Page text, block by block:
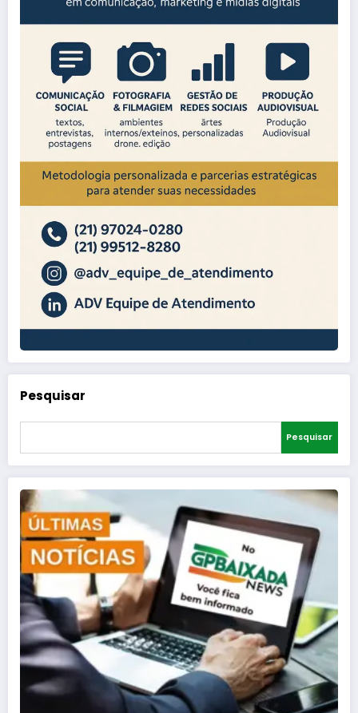
Pesquisar
Pesquisar